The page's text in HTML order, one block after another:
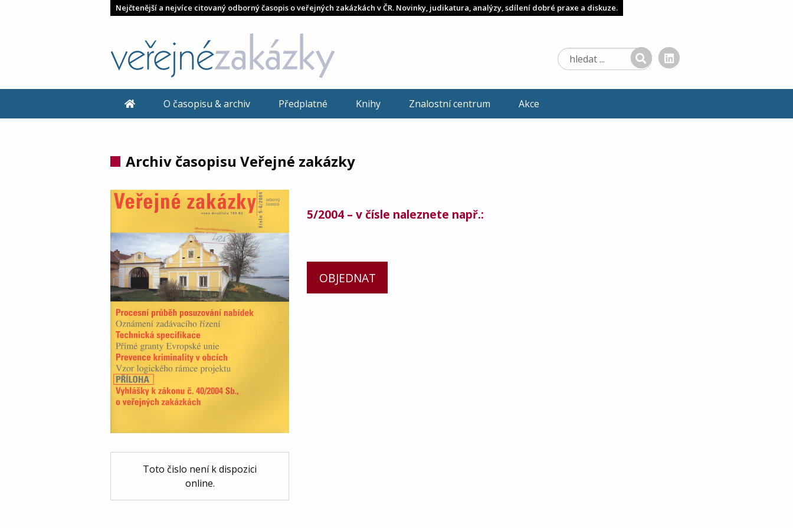
Nejčtenější a nejvíce citovaný odborný časopis o veřejných zakázkách v ČR. Novinky, judikatura, analýzy, sdílení dobré praxe a diskuze.
O časopisu & archiv Předplatné Knihy Znalostní centrum Akce
Archiv časopisu Veřejné zakázky
Toto čislo není k dispozici
online.
5/2004 – v čísle naleznete např.:
OBJEDNAT